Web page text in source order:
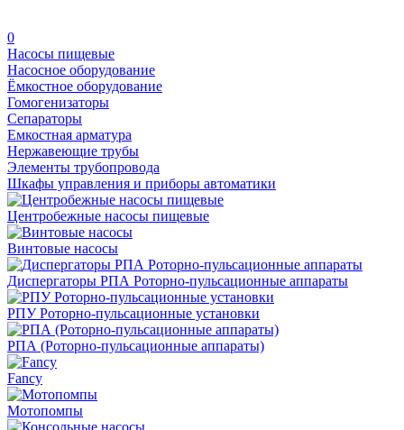
0
Насосы пищевые
Насосное оборудование
Ёмкостное оборудование
Гомогенизаторы
Сепараторы
Емкостная арматура
Нержавеющие трубы
Элементы трубопровода
Шкафы управления и приборы автоматики
Центробежные насосы пищевые
Винтовые насосы
Диспергаторы РПА Роторно-пульсационные аппараты
РПУ Роторно-пульсационные установки
РПА (Роторно-пульсационные аппараты)
Fancy
Мотопомпы